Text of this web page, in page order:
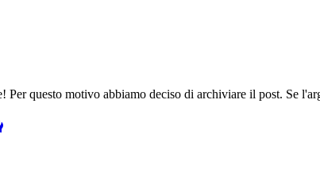
Per questo motivo abbiamo deciso di archiviare il post. Se